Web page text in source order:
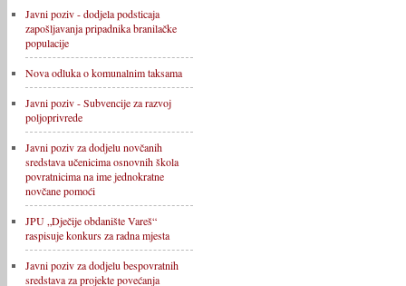
Javni poziv - dodjela podsticaja
zapošljavanja pripadnika branilačke
populacije
Nova odluka o komunalnim taksama
Javni poziv - Subvencije za razvoj
poljoprivrede
Javni poziv za dodjelu novčanih
sredstava učenicima osnovnih škola
povratnicima na ime jednokratne
novčane pomoći
JPU „Dječije obdanište Vareš“
raspisuje konkurs za radna mjesta
Javni poziv za dodjelu bespovratnih
sredstava za projekte povećanja